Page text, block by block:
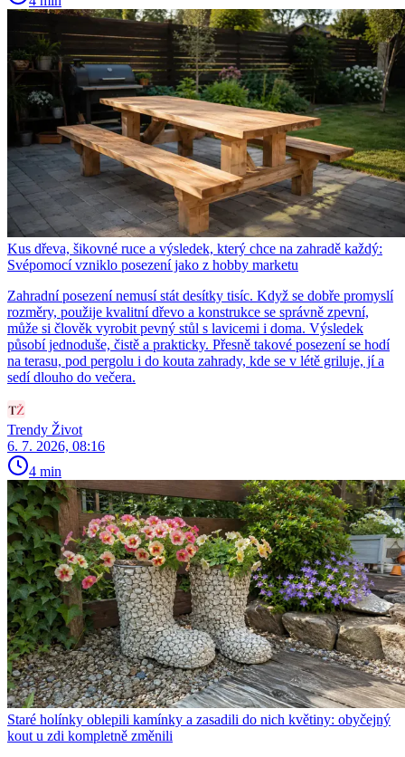
Kus dřeva, šikovné ruce a výsledek, který chce na zahradě každý:
Svépomocí vzniklo posezení jako z hobby marketu
Zahradní posezení nemusí stát desítky tisíc. Když se dobře promyslí
rozměry, použije kvalitní dřevo a konstrukce se správně zpevní,
může si člověk vyrobit pevný stůl s lavicemi i doma. Výsledek
působí jednoduše, čistě a prakticky. Přesně takové posezení se hodí
na terasu, pod pergolu i do kouta zahrady, kde se v létě griluje, jí a
sedí dlouho do večera.
Trendy Život
6. 7. 2026, 08:16
4 min
Staré holínky oblepili kamínky a zasadili do nich květiny: obyčejný
kout u zdi kompletně změnili